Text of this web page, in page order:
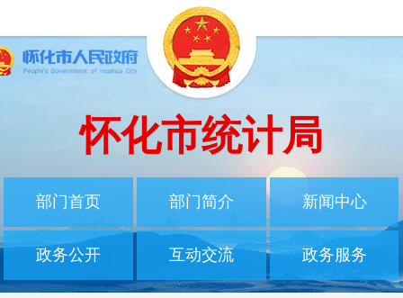
怀化市统计局
部门首页 部门简介 新闻中心
政务公开 互动交流 政务服务